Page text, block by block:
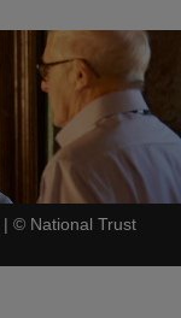
| © National Trust